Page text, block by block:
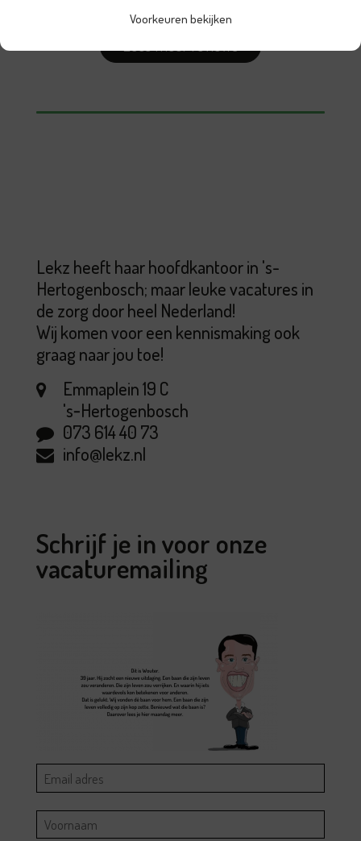
Voorkeuren bekijken
Lees meer reviews
Lekz heeft haar hoofdkantoor in 's-
Hertogenbosch; maar leuke vacatures in
de zorg door heel Nederland!
Wij komen voor een kennismaking ook
graag naar jou toe!
Emmaplein 19 C
's‑Hertogenbosch
073 614 40 73
info@lekz.nl
Schrijf je in voor onze
vacaturemailing